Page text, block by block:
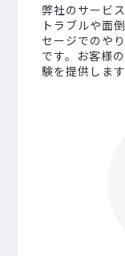
弊社のサービ
トラブルや面
セージでのや
です。お客様
験を提供します